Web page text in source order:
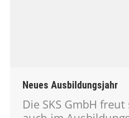
Neues Ausbildungsjahr
Die SKS GmbH